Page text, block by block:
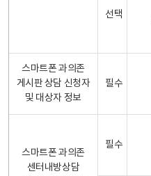
선택
스마트폰 과의존
게시판 상담 신청자
및 대상자 정보
필수
스마트폰 과의존
센터내방상담
필수